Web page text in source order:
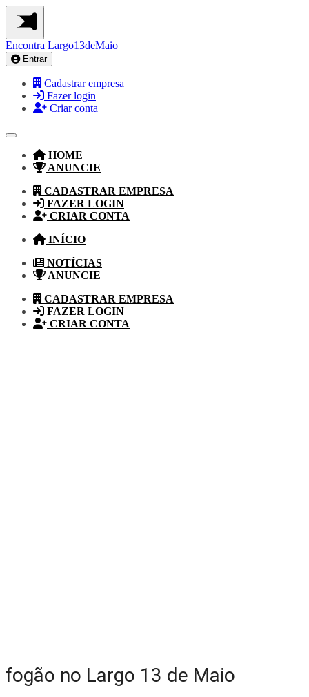
Encontra Largo13deMaio
Entrar
Cadastrar empresa
Fazer login
Criar conta
HOME
ANUNCIE
CADASTRAR EMPRESA
FAZER LOGIN
CRIAR CONTA
INÍCIO
NOTÍCIAS
ANUNCIE
CADASTRAR EMPRESA
FAZER LOGIN
CRIAR CONTA
fogão no Largo 13 de Maio